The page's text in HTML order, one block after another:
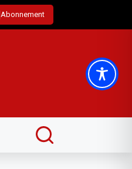
Abonnement